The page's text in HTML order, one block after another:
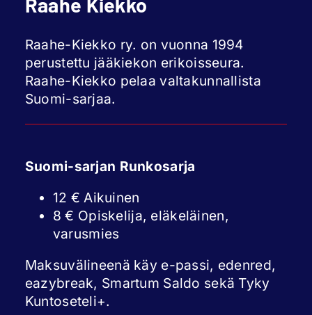
Raahe-Kiekko ry. on vuonna 1994
perustettu jääkiekon erikoisseura.
Raahe-Kiekko pelaa valtakunnallista
Suomi-sarjaa.
Suomi-sarjan Runkosarja
12 € Aikuinen
8 € Opiskelija, eläkeläinen,
varusmies
Maksuvälineenä käy e-passi, edenred,
eazybreak, Smartum Saldo sekä Tyky
Kuntoseteli+.